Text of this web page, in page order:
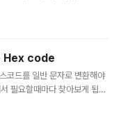
apt-get instal
-y gcc-multilib-mips64e
| ascii code Hex code
코드를 일반 문자로 변환해야
필요할때마다 찾아보게 됩니